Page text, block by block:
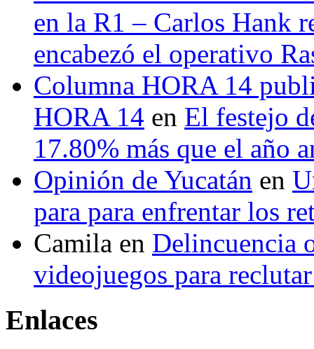
en la R1 – Carlos Hank
encabezó el operativo
Columna HORA 14
HORA 14 en El festejo
17.80% más que el año
Opinión de Yucatán en
para para enfrentar los
Camila en Delincuencia
videojuegos para
Enlaces